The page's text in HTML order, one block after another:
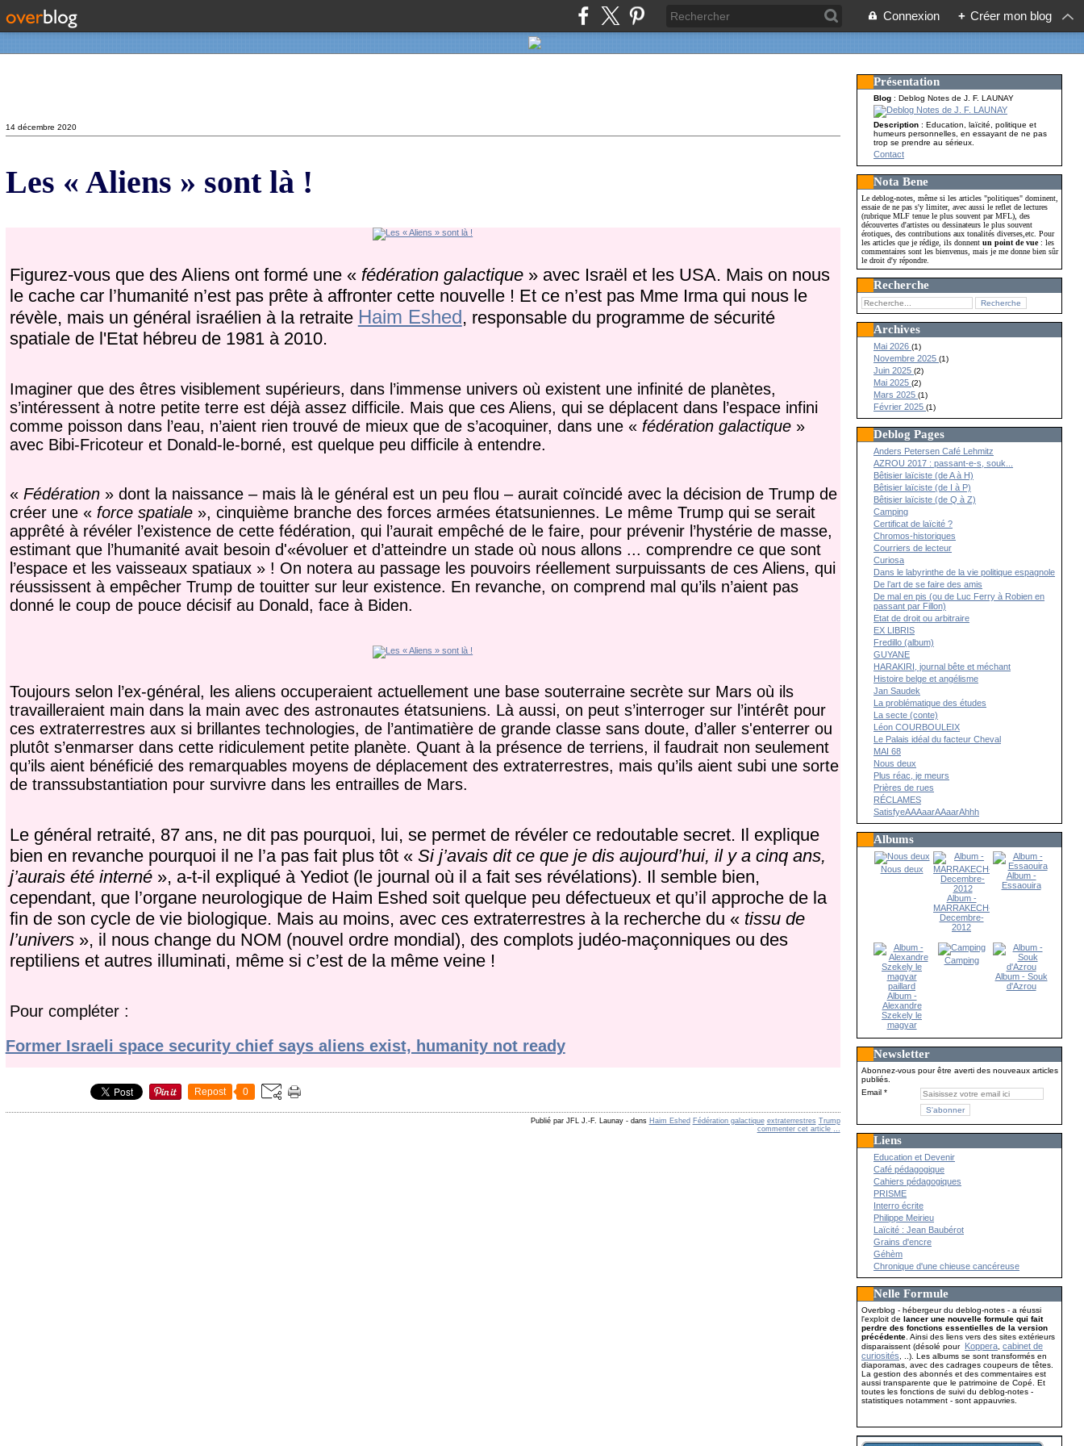
Connexion + Créer mon blog
14 décembre 2020
Les « Aliens » sont là !
Figurez-vous que des Aliens ont formé une «fédération galactique» avec Israël et les USA. Mais on nous
le cache car l’humanité n’est pas prête à affronter cette nouvelle ! Et ce n’est pas Mme Irma qui nous le
révèle, mais un général israélien à la retraite Haim Eshed, responsable du programme de sécurité
spatiale de l'Etat hébreu de 1981 à 2010.
Imaginer que des êtres visiblement supérieurs, dans l’immense univers où existent une infinité de planètes,
s’intéressent à notre petite terre est déjà assez difficile. Mais que ces Aliens, qui se déplacent dans l’espace infini
comme poisson dans l’eau, n’aient rien trouvé de mieux que de s’acoquiner, dans une « fédération galactique »
avec Bibi-Fricoteur et Donald-le-borné, est quelque peu difficile à entendre.
« Fédération» dont la naissance – mais là le général est un peu flou – aurait coïncidé avec la décision de Trump de
créer une « force spatiale», cinquième branche des forces armées étatsuniennes. Le même Trump qui se serait
apprêté à révéler l’existence de cette fédération, qui l’aurait empêché de le faire, pour prévenir l’hystérie de masse,
estimant que l’humanité avait besoin d'«évoluer et d’atteindre un stade où nous allons ... comprendre ce que sont
l’espace et les vaisseaux spatiaux » ! On notera au passage les pouvoirs réellement surpuissants de ces Aliens, qui
réussissent à empêcher Trump de touitter sur leur existence. En revanche, on comprend mal qu’ils n’aient pas
donné le coup de pouce décisif au Donald, face à Biden.
Toujours selon l’ex-général, les aliens occuperaient actuellement une base souterraine secrète sur Marsoù ils
travailleraient main dans la main avec des astronautes étatsuniens. Là aussi, on peut s’interroger sur l’intérêt pour
ces extraterrestres aux si brillantes technologies, de l’antimatière de grande classe sans doute, d’aller s'enterrer ou
plutôt s’enmarser dans cette ridiculement petite planète. Quant à la présence de terriens, il faudrait non seulement
qu’ils aient bénéficié des remarquables moyens de déplacement des extraterrestres, mais qu’ils aient subi une sorte
de transsubstantiation pour survivre dans les entrailles de Mars.
Le général retraité, 87 ans, ne dit pas pourquoi, lui, se permet de révéler ce redoutable secret. Il explique
bien en revanche pourquoi il ne l’a pas fait plus tôt « Si j’avais dit ce que je dis aujourd’hui, il y a cinq ans,
j’aurais été interné», a-t-il expliqué à Yediot (le journal où il a fait ses révélations). Il semble bien,
cependant, que l’organe neurologique de Haim Eshed soit quelque peu défectueux et qu’il approche de la
fin de son cycle de vie biologique. Mais au moins, avec ces extraterrestres à la recherche du « tissu de
l’univers», il nous change du NOM (nouvel ordre mondial), des complots judéo-maçonniques ou des
reptiliens et autres illuminati, même si c’est de la même veine !
Pour compléter :
Former Israeli space security chief says aliens exist, humanity not ready
Repost 0
Publié par JFL J.-F. Launay -dans Haim Eshed Fédération galactique extraterrestres Trump
commenter cet article
Présentation
Blog : Deblog Notes de J. F. LAUNAY
Description: Education, laïcité, politique et
humeurs personnelles, en essayant de ne pas
trop se prendre au sérieux.
Contact
Nota Bene
Le deblog-notes, même si les articles "politiques" dominent,
essaie de ne pas s'y limiter, avec aussi le reflet de lectures
(rubrique MLF tenue le plus souvent par MFL), des
découvertes d'artistes ou dessinateurs le plus souvent
érotiques, des contributions aux tonalités diverses,etc. Pour
les articles que je rédige, ils donnentun point de vue: les
commentaires sont les bienvenus, mais je me donne bien sûr
le droit d'y répondre.
Recherche
Archives
Mai 2026(1)
Novembre 2025(1)
Juin 2025(2)
Mai 2025(2)
Mars 2025(1)
Février 2025(1)
Deblog Pages
Anders Petersen Café Lehmitz
AZROU 2017 : passant-e-s, souk...
Bêtisier laïciste (de A à H)
Bêtisier laïciste (de I à P)
Bêtisier laïciste (de Q à Z)
Camping
Certificat de laïcité ?
Chromos-historiques
Courriers de lecteur
Curiosa
Dans le labyrinthe de la vie politique espagnole
De l’art de se faire des amis
De mal en pis (ou de Luc Ferry à Robien en
passant par Fillon)
Etat de droit ou arbitraire
EX LIBRIS
Fredillo (album)
GUYANE
HARAKIRI, journal bête et méchant
Histoire belge et angélisme
Jan Saudek
La problématique des études
La secte (conte)
Léon COURBOULEIX
Le Palais idéal du facteur Cheval
MAI 68
Nous deux
Plus réac, je meurs
Prières de rues
RÉCLAMES
SatisfyeAAAaarAAaarAhhh
Albums
Nous deux
Album -
MARRAKECH-
Decembre-
2012
Album -
Essaouira
Album -
Alexandre
Szekely le
magyar
Camping
Album - Souk
d'Azrou
Newsletter
Abonnez-vous pour être averti des nouveaux articles
publiés.
Email
Liens
Education et Devenir
Café pédagogique
Cahiers pédagogiques
PRISME
Interro écrite
Philippe Meirieu
Laïcité : Jean Baubérot
Grains d'encre
Géhèm
Chronique d'une chieuse cancéreuse
Nelle Formule
Overblog - hébergeur du deblog-notes - a réussi
l'exploit delancer une nouvelle formule qui fait
perdre des fonctions essentielles de la version
précédente . Ainsi des liens vers des sites extérieurs
disparaissent (désolé pour Koppera ,cabinet de
curiosités , ..). Les albums se sont transformés en
diaporamas, avec des cadrages coupeurs de têtes.
La gestion des abonnés et des commentaires est
aussi transparente que le patrimoine de Copé. Et
toutes les fonctions de suivi du deblog-notes -
statistiques notamment - sont appauvries.